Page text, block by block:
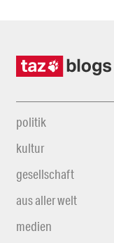
politik
kultur
gesellschaft
aus aller welt
medien